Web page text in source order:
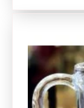
تازه
استفاده رومزه